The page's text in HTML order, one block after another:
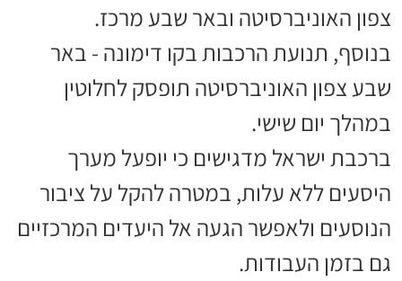
צפון האוניברסיטה ובאר שבע מרכז.
בנוסף, תנועת הרכבות בקו דימונה - באר
שבע צפון האוניברסיטה תופסק לחלוטין
במהלך יום שישי.
ברכבת ישראל מדגישים כי יופעל מערך
היסעים ללא עלות, במטרה להקל על ציבור
הנוסעים ולאפשר הגעה אל היעדים המרכזיים
גם בזמן העבודות.